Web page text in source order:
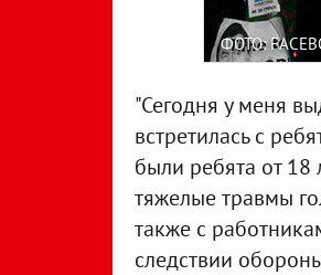
ФОТО:
"Сегодня у меня
встретилась с
были ребята от
тяжелые травмы
также с
следствии